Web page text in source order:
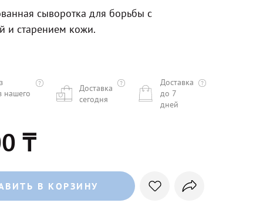
сыворотка для борьбы с
и старением кожи.
нашего
Доставка
сегодня
Доставка
до 7
дней
₸
В КОРЗИНУ